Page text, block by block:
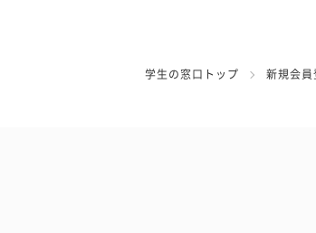
学生の窓口トップ 新規会員